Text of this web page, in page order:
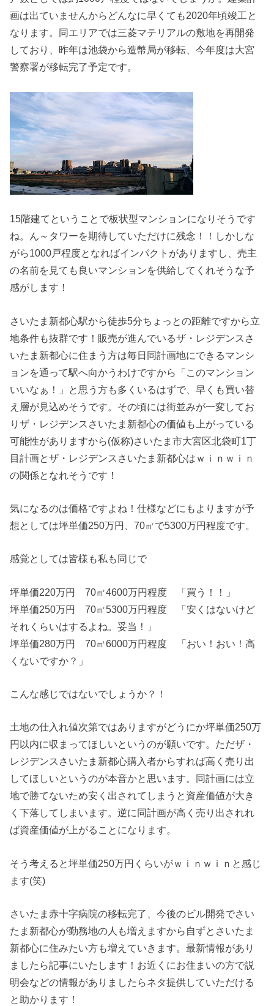
画は出ていませんからどんなに早くても2020年頃竣工と
なります。同エリアでは三菱マテリアルの敷地を再開発
しており、昨年は池袋から造幣局が移転、今年度は大宮
警察署が移転完了予定です。
15階建てということで板状型マンションになりそうです
ね。ん～タワーを期待していただけに残念！！しかしな
がら1000戸程度となればインパクトがありますし、売主
の名前を見ても良いマンションを供給してくれそうな予
感がします！
さいたま新都心駅から徒歩5分ちょっとの距離ですから立
地条件も抜群です！販売が進んでいるザ・レジデンスさ
いたま新都心に住まう方は毎日同計画地にできるマンシ
ョンを通って駅へ向かうわけですから「このマンション
いいなぁ！」と思う方も多くいるはずで、早くも買い替
え層が見込めそうです。その頃には街並みが一変してお
りザ・レジデンスさいたま新都心の価値も上がっている
可能性がありますから(仮称)さいたま市大宮区北袋町1丁
目計画とザ・レジデンスさいたま新都心はｗｉｎｗｉｎ
の関係となれそうです！
気になるのは価格ですよね！仕様などにもよりますが予
想としては坪単価250万円、70㎡で5300万円程度です。
感覚としては皆様も私も同じで
坪単価220万円 70㎡4600万円程度 「買う！！」
坪単価250万円 70㎡5300万円程度 「安くはないけど
それくらいはするよね。妥当！」
坪単価280万円 70㎡6000万円程度 「おい！おい！高
くないですか？」
こんな感じではないでしょうか？！
土地の仕入れ値次第ではありますがどうにか坪単価250万
円以内に収まってほしいというのが願いです。ただザ・
レジデンスさいたま新都心購入者からすれば高く売り出
してほしいというのが本音かと思います。同計画には立
地で勝てないため安く出されてしまうと資産価値が大き
く下落してしまいます。逆に同計画が高く売り出されれ
ば資産価値が上がることになります。
そう考えると坪単価250万円くらいがｗｉｎｗｉｎと感じ
ます(笑)
さいたま赤十字病院の移転完了、今後のビル開発でさい
たま新都心が勤務地の人も増えますから自ずとさいたま
新都心に住みたい方も増えていきます。最新情報があり
ましたら記事にいたします！お近くにお住まいの方で説
明会などの情報がありましたらネタ提供していただける
と助かります！